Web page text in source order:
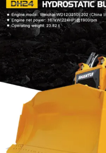
DOZER TOOLS
SHANTUI
Find Out More